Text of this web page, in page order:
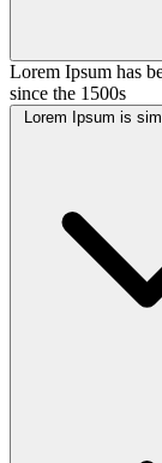
Lorem Ipsum has
since the 1500s
Lorem Ipsum is